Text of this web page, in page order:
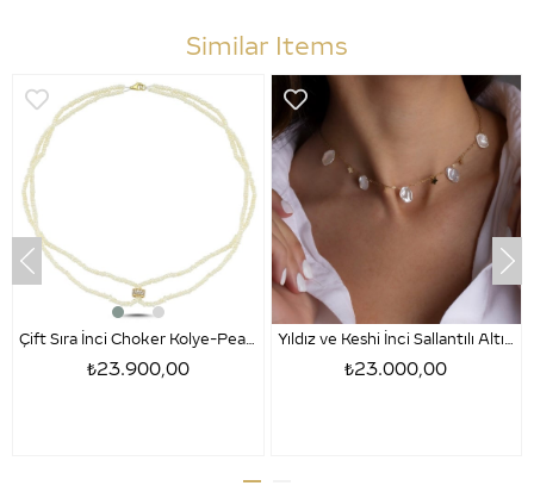
Similar Items
Çift Sıra İnci Choker Kolye-Pearly
₺23.900,00
Yıldız ve Keshi İnci Sallantılı Altın Kolye - Perla Star
₺23.000,00